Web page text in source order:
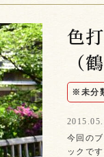
色
（
※未分
今回の
ックで